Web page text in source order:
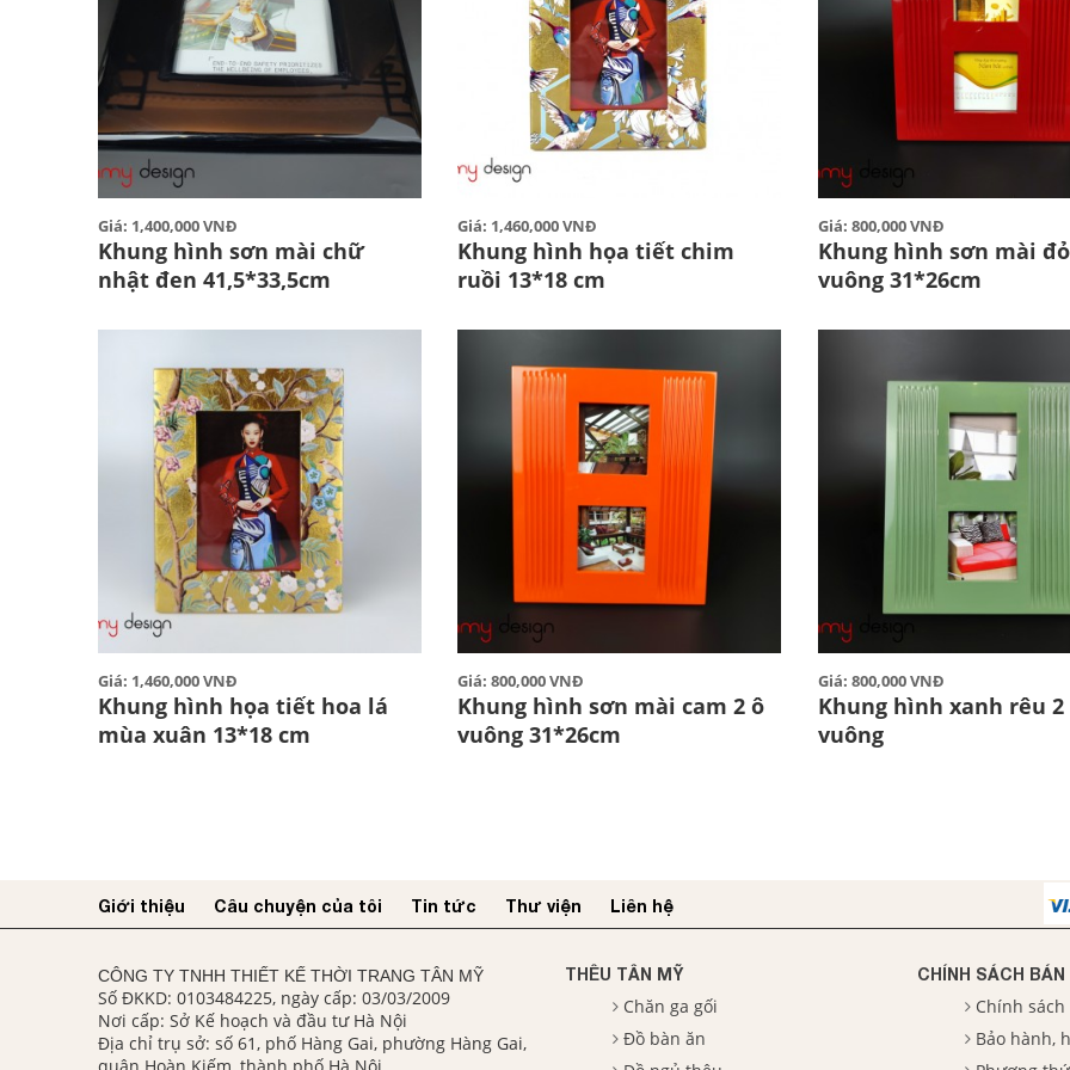
Giá: 1,400,000 VNĐ
Khung hình sơn mài chữ
nhật đen 41,5*33,5cm
Giá: 1,460,000 VNĐ
Khung hình họa tiết chim
ruồi 13*18 cm
Giá: 800,000 VNĐ
Khung hình sơn mài
vuông 31*26cm
Giá: 1,460,000 VNĐ
Khung hình họa tiết hoa lá
mùa xuân 13*18 cm
Giá: 800,000 VNĐ
Khung hình sơn mài cam 2 ô
vuông 31*26cm
Giá: 800,000 VNĐ
Khung hình xanh rêu 2
vuông
Giới thiệu Câu chuyện của tôi Tin tức Thư viện Liên hệ
CÔNG TY TNHH THIẾT KẾ THỜI TRANG TÂN MỸ
Số ĐKKD: 0103484225, ngày cấp: 03/03/2009
Nơi cấp: Sở Kế hoạch và đầu tư Hà Nội
Địa chỉ trụ sở: số 61, phố Hàng Gai, phường Hàng Gai,
quận Hoàn Kiếm, thành phố Hà Nội
THÊU TÂN MỸ
Chăn ga gối
Đồ bàn ăn
CHÍNH SÁCH BÁN
Chính
Bảo hành,